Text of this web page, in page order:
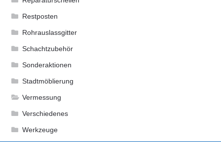
Restposten
Rohrauslassgitter
Schachtzubehör
Sonderaktionen
Stadtmöblierung
Vermessung
Verschiedenes
Werkzeuge